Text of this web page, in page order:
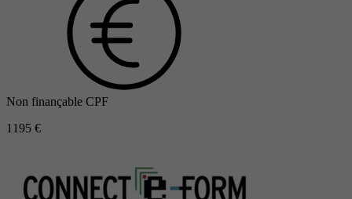
Non finançable CPF
1195 €